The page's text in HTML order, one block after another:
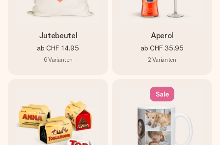
Jutebeutel
ab CHF 14.95
6Varianten
Aperol
ab CHF 35.95
2 Varianten
Sale